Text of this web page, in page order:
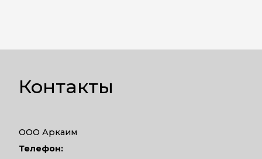
Контакты
ООО Аркаим
Телефон: